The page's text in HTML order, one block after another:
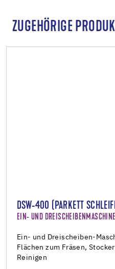
ZUGEHÖRIGE
DSW-400 (PARKETT
EIN- UND DREISCHEIBENMASCHINE
Ein- und Dreischeiben-
Flächen zum Fräsen,
Reinigen